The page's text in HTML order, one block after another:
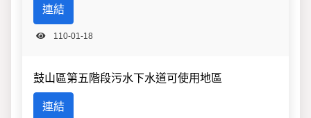
連結
110-01-18
鼓山區第五階段污水下水道可使用地區
連結